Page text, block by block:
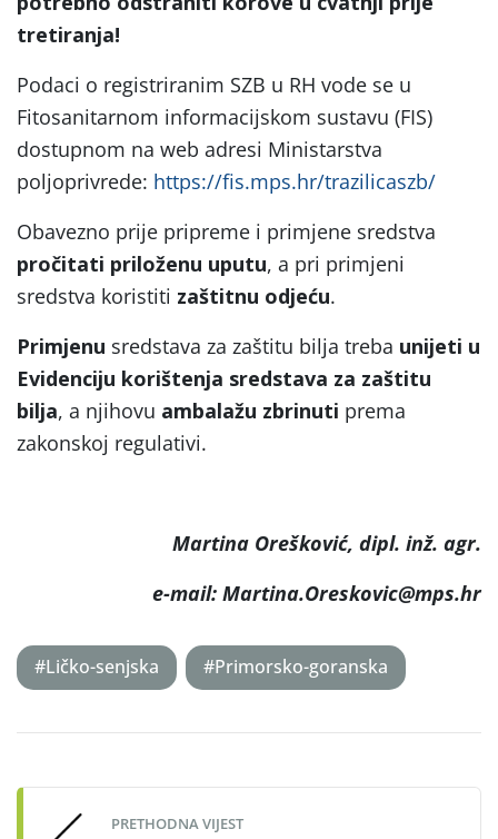
tretiranja!
Podaci o registriranim SZB u RH vode se u
Fitosanitarnom informacijskom sustavu (FIS)
dostupnom na web adresi Ministarstva
poljoprivrede: https://fis.mps.hr/trazilicaszb/
Obavezno prije pripreme i primjene sredstva
pročitati priloženu uputu, a pri primjeni
sredstva koristiti zaštitnu odjeću.
Primjenu sredstava za zaštitu bilja treba unijeti u
Evidenciju korištenja sredstava za zaštitu
bilja, a njihovu ambalažu zbrinuti prema
zakonskoj regulativi.
Martina Orešković, dipl. inž. agr.
e-mail: Martina.Oreskovic@mps.hr
#Ličko-senjska #Primorsko-goranska
navigation
PRETHODNA VIJEST